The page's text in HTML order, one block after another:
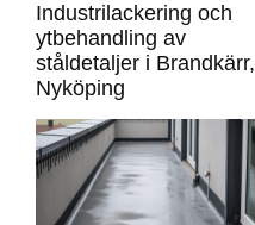
Industrilackering och
ytbehandling av
ståldetaljer i Brandkärr,
Nyköping